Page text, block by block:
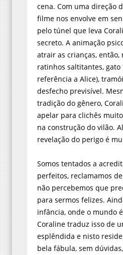
cena. Com uma direção
filme nos envolve em
pelo túnel que leva
secreto. A animação
atrair as crianças, então,
ratinhos saltitantes, gato
referência a Alice),
desfecho previsível.
tradição do gênero,
apelar para clichês
na construção do vilão.
revelação do perigo é
Somos tentados a
perfeitos, reclamamos
não percebemos que
para sermos felizes.
infância, onde o mundo
Coraline traduz isso de
esplêndida e nisto
bela fábula, sem